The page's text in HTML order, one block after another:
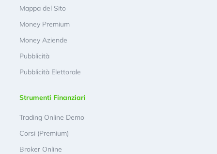
Mappa del Sito
Money Premium
Money Aziende
Pubblicità
Pubblicità Elettorale
Strumenti Finanziari
Trading Online Demo
Corsi (Premium)
Broker Online